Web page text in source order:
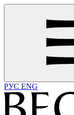
РУС ENG